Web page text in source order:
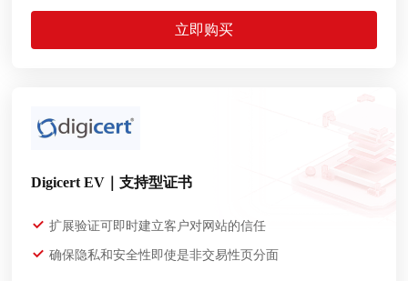
立即购买
Digicert EV｜支持型证书
扩展验证可即时建立客户对网站的信任
确保隐私和安全性即使是非交易性页分面